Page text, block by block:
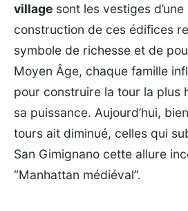
village sont les vestiges
construction de ces édifices
symbole de richesse et de
Moyen Âge, chaque famille
pour construire la tour la plus
sa puissance. Aujourd’hui,
tours ait diminué, celles qui
San Gimignano cette allure
“Manhattan médiéval”.